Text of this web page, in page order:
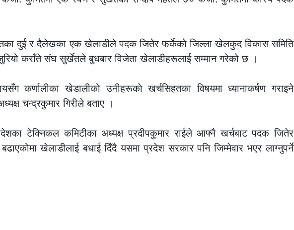
दुई र दैलेखका एक खेलाडीले पदक जितेर फर्केको जिल्ला खेलकुद विकास समिति
कराँते संघ सुर्खेतले बुधबार विजेता खेलाडीहरूलाई सम्मान गरेको छ ।
कर्णालीका खेडालीको उनीहरूकाे खर्चसिहतका विषयमा ध्यानाकर्षण गराइने
चन्द्रकुमार गिरीले बताए ।
टेक्निकल कमिटीका अध्यक्ष प्रदीपकुमार राईले आफ्नै खर्चबाट पदक जितेर
खेलाडीलाई बधाई दिँदै यसमा प्रदेश सरकार पनि जिम्मेवार भएर लाग्नुपर्ने